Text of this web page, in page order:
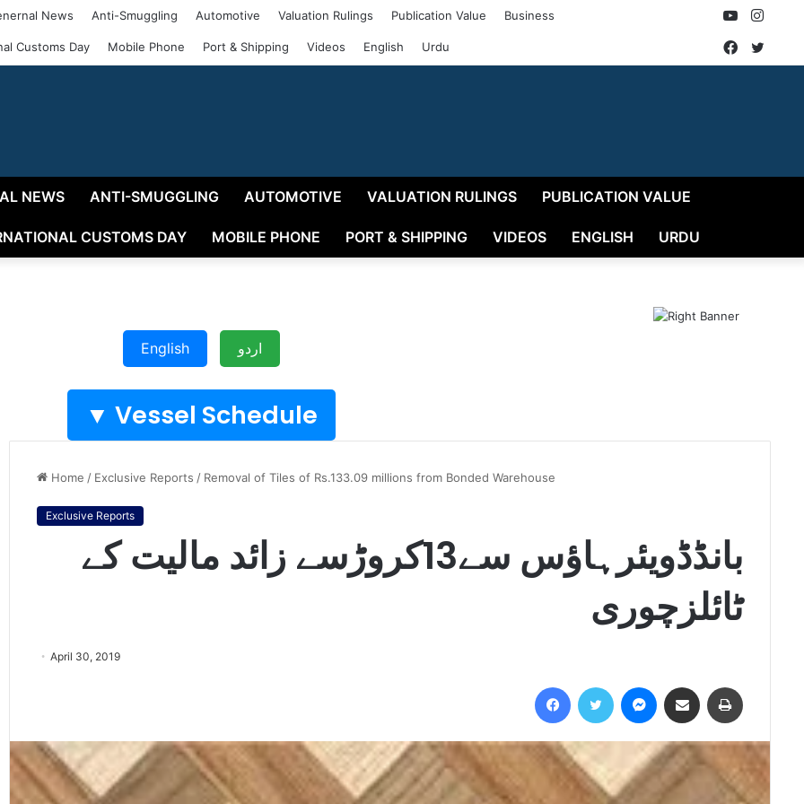
News Anti-Smuggling Automotive Valuation Rulings Publication Value Business
Customs Day Mobile Phone Port & Shipping Videos English Urdu
YouTube
Facebook
NEWS ANTI-SMUGGLING AUTOMOTIVE VALUATION RULINGS PUBLICATION VALUE
CUSTOMS DAY MOBILE PHONE PORT & SHIPPING VIDEOS ENGLISH URDU
English اردو
Vessel Schedule ▼
Home / Exclusive Reports / Removal of Tiles of Rs.133.09 millions from Bonded Warehouse
Exclusive Reports
بانڈڈویئرہاﺅس سے13کروڑسے زائد مالیت کے
ٹائلزچوری
April 30, 2019